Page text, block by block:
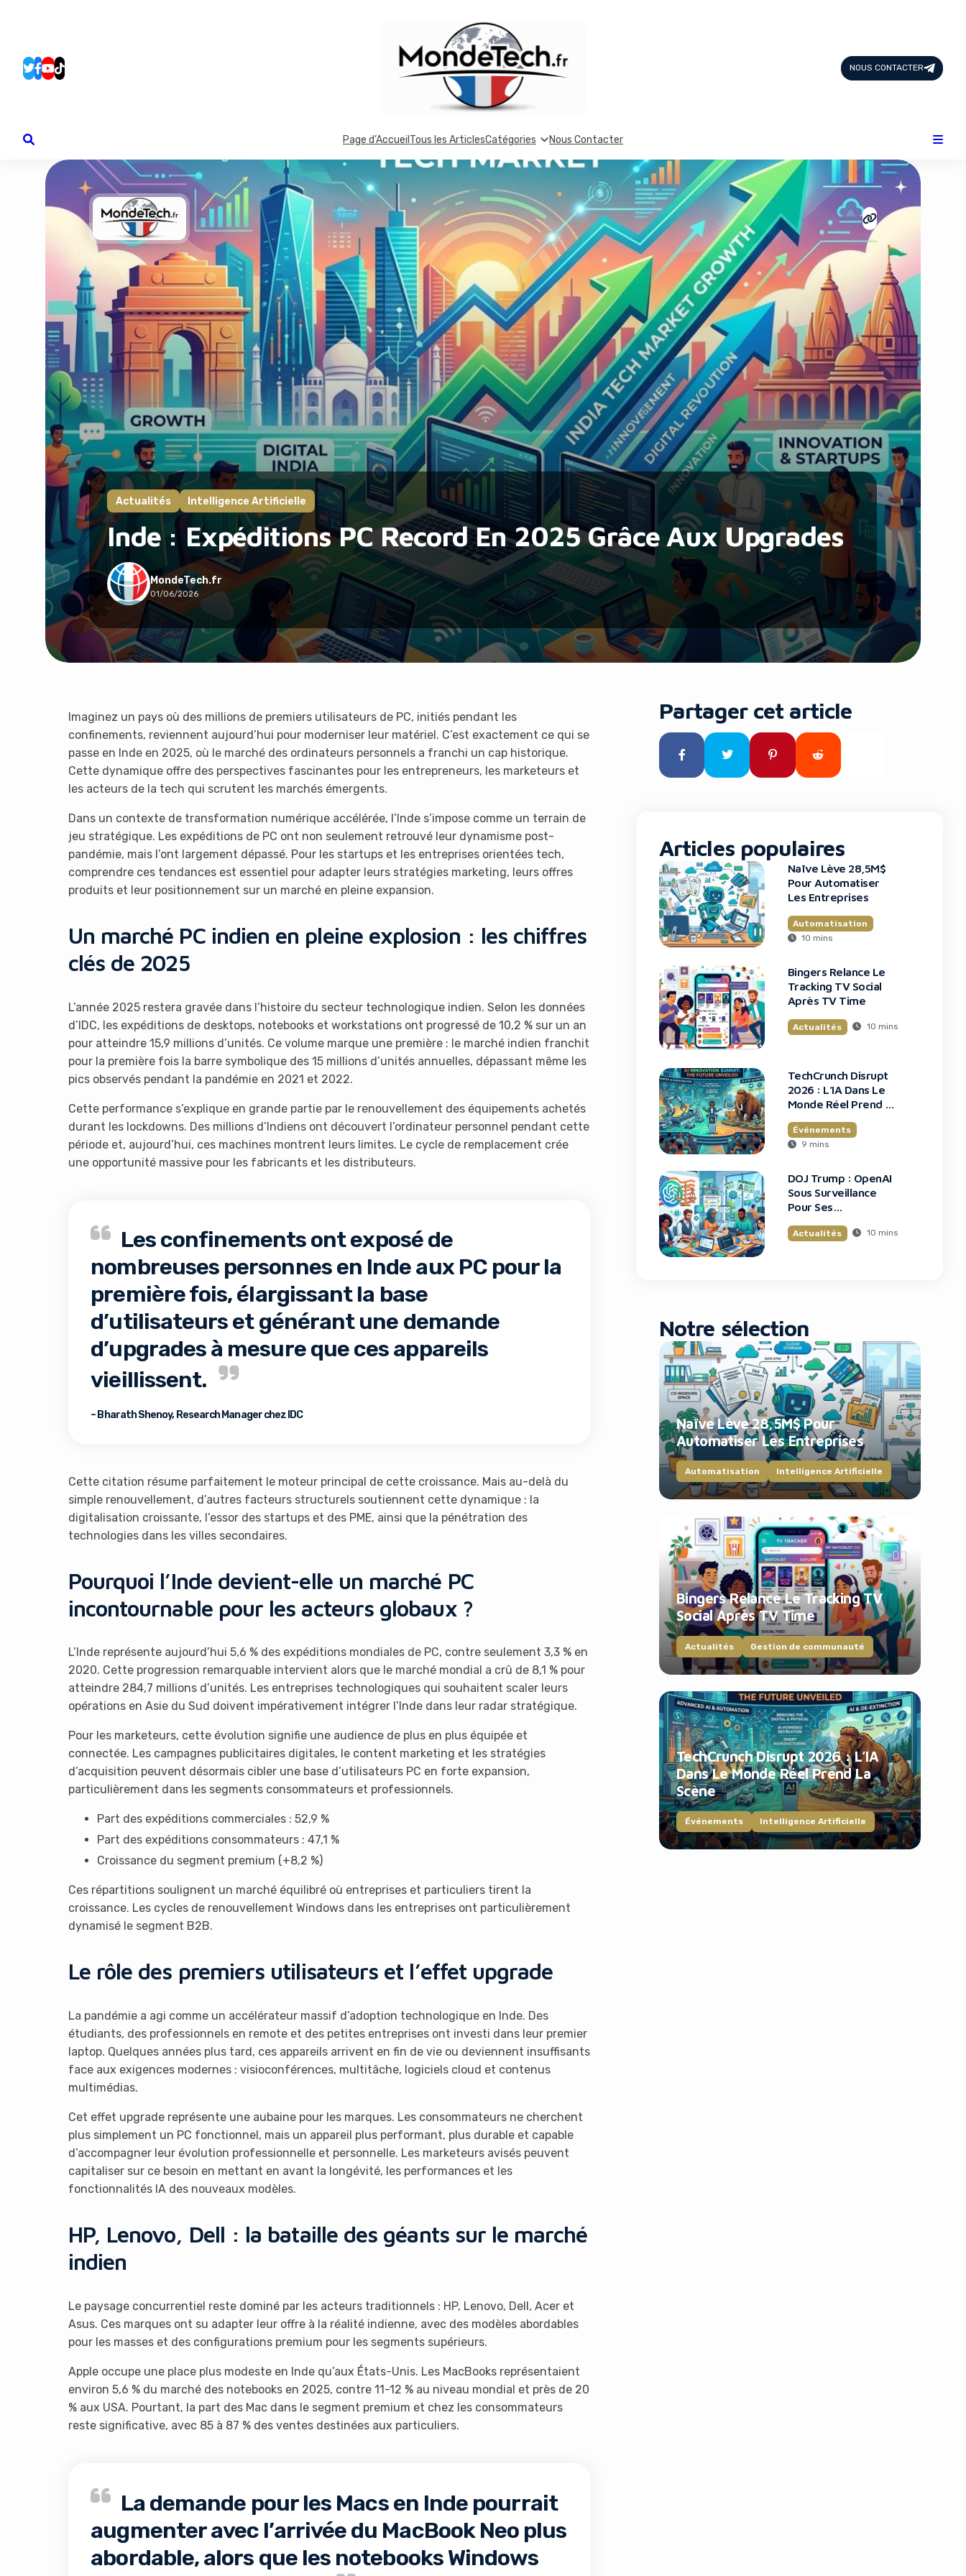
NOUS CONTACTER
Page d’Accueil Tous les ArticlesCatégories Nous Contacter
Actualités Intelligence Artificielle
Inde : Expéditions PC Record En 2025 Grâce Aux Upgrades
MondeTech.fr
01/06/2026
Imaginez un pays où des millions de premiers utilisateurs de PC, initiés pendant les
confinements, reviennent aujourd’hui pour moderniser leur matériel. C’est exactement ce qui se
passe en Inde en 2025, où le marché des ordinateurs personnels a franchi un cap historique.
Cette dynamique offre des perspectives fascinantes pour les entrepreneurs, les marketeurs et
les acteurs de la tech qui scrutent les marchés émergents.
Dans un contexte de transformation numérique accélérée, l’Inde s’impose comme un terrain de
jeu stratégique. Les expéditions de PC ont non seulement retrouvé leur dynamisme post-
pandémie, mais l’ont largement dépassé. Pour les startups et les entreprises orientées tech,
comprendre ces tendances est essentiel pour adapter leurs stratégies marketing, leurs offres
produits et leur positionnement sur un marché en pleine expansion.
Un marché PC indien en pleine explosion : les chiffres
clés de 2025
L’année 2025 restera gravée dans l’histoire du secteur technologique indien. Selon les données
d’IDC, les expéditions de desktops, notebooks et workstations ont progressé de 10,2 % sur un an
pour atteindre 15,9 millions d’unités. Ce volume marque une première : le marché indien franchit
pour la première fois la barre symbolique des 15 millions d’unités annuelles, dépassant même les
pics observés pendant la pandémie en 2021 et 2022.
Cette performance s’explique en grande partie par le renouvellement des équipements achetés
durant les lockdowns. Des millions d’Indiens ont découvert l’ordinateur personnel pendant cette
période et, aujourd’hui, ces machines montrent leurs limites. Le cycle de remplacement crée
une opportunité massive pour les fabricants et les distributeurs.
Les confinements ont exposé de
nombreuses personnes en Inde aux PC pour la
première fois, élargissant la base
d’utilisateurs et générant une demande
d’upgrades à mesure que ces appareils
vieillissent.
– Bharath Shenoy, Research Manager chez IDC
Cette citation résume parfaitement le moteur principal de cette croissance. Mais au-delà du
simple renouvellement, d’autres facteurs structurels soutiennent cette dynamique : la
digitalisation croissante, l’essor des startups et des PME, ainsi que la pénétration des
technologies dans les villes secondaires.
Pourquoi l’Inde devient-elle un marché PC
incontournable pour les acteurs globaux ?
L’Inde représente aujourd’hui 5,6 % des expéditions mondiales de PC, contre seulement 3,3 % en
2020. Cette progression remarquable intervient alors que le marché mondial a crû de 8,1 % pour
atteindre 284,7 millions d’unités. Les entreprises technologiques qui souhaitent scaler leurs
opérations en Asie du Sud doivent impérativement intégrer l’Inde dans leur radar stratégique.
Pour les marketeurs, cette évolution signifie une audience de plus en plus équipée et
connectée. Les campagnes publicitaires digitales, le content marketing et les stratégies
d’acquisition peuvent désormais cibler une base d’utilisateurs PC en forte expansion,
particulièrement dans les segments consommateurs et professionnels.
Part des expéditions commerciales : 52,9 %
Part des expéditions consommateurs : 47,1 %
Croissance du segment premium (+8,2 %)
Ces répartitions soulignent un marché équilibré où entreprises et particuliers tirent la
croissance. Les cycles de renouvellement Windows dans les entreprises ont particulièrement
dynamisé le segment B2B.
Le rôle des premiers utilisateurs et l’effet upgrade
La pandémie a agi comme un accélérateur massif d’adoption technologique en Inde. Des
étudiants, des professionnels en remote et des petites entreprises ont investi dans leur premier
laptop. Quelques années plus tard, ces appareils arrivent en fin de vie ou deviennent insuffisants
face aux exigences modernes : visioconférences, multitâche, logiciels cloud et contenus
multimédias.
Cet effet upgrade représente une aubaine pour les marques. Les consommateurs ne cherchent
plus simplement un PC fonctionnel, mais un appareil plus performant, plus durable et capable
d’accompagner leur évolution professionnelle et personnelle. Les marketeurs avisés peuvent
capitaliser sur ce besoin en mettant en avant la longévité, les performances et les
fonctionnalités IA des nouveaux modèles.
HP, Lenovo, Dell : la bataille des géants sur le marché
indien
Le paysage concurrentiel reste dominé par les acteurs traditionnels : HP, Lenovo, Dell, Acer et
Asus. Ces marques ont su adapter leur offre à la réalité indienne, avec des modèles abordables
pour les masses et des configurations premium pour les segments supérieurs.
Apple occupe une place plus modeste en Inde qu’aux États-Unis. Les MacBooks représentaient
environ 5,6 % du marché des notebooks en 2025, contre 11-12 % au niveau mondial et près de 20
% aux USA. Pourtant, la part des Mac dans le segment premium et chez les consommateurs
reste significative, avec 85 à 87 % des ventes destinées aux particuliers.
La demande pour les Macs en Inde pourrait
augmenter avec l’arrivée du MacBook Neo plus
abordable, alors que les notebooks Windows
Partager cet article
Articles populaires
Naïve Lève 28,5M$
Pour Automatiser
Les Entreprises
Automatisation
10 mins
Bingers Relance Le
Tracking TV Social
Après TV Time
Actualités 10 mins
TechCrunch Disrupt
2026 : L’IA Dans Le
Monde Réel Prend La
Événements
9 mins
DOJ Trump : OpenAI
Sous Surveillance
Pour Ses
Actualités 10 mins
Notre sélection
Naïve Lève 28,5M$ Pour
Automatiser Les Entreprises
Automatisation Intelligence Artificielle
Bingers Relance Le Tracking TV
Social Après TV Time
Actualités Gestion de communauté
TechCrunch Disrupt 2026 : L’IA
Dans Le Monde Réel Prend La
Scène
Événements Intelligence Artificielle
Design & Créativité
E-commerce
Famille
Finance
Intelligence Artificielle
Lifestyle
Marketing & Ventes
Plateformes
Produits physiques
Santé et Forme
Social & Communauté
Tech & Développement
Travail & Productivité
Voyage
It looks like you're using an ad-blocker!
Yes, I will turn off Ad-Blocker